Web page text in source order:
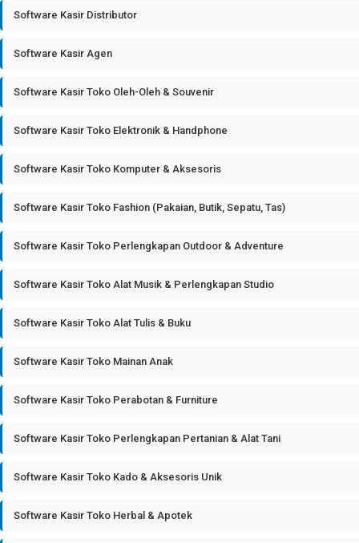
Software Kasir Distributor
Software Kasir Agen
Software Kasir Toko Oleh-Oleh & Souvenir
Software Kasir Toko Elektronik & Handphone
Software Kasir Toko Komputer & Aksesoris
Software Kasir Toko Fashion (Pakaian, Butik, Sepatu, Tas)
Software Kasir Toko Perlengkapan Outdoor & Adventure
Software Kasir Toko Alat Musik & Perlengkapan Studio
Software Kasir Toko Alat Tulis & Buku
Software Kasir Toko Mainan Anak
Software Kasir Toko Perabotan & Furniture
Software Kasir Toko Perlengkapan Pertanian & Alat Tani
Software Kasir Toko Kado & Aksesoris Unik
Software Kasir Toko Herbal & Apotek